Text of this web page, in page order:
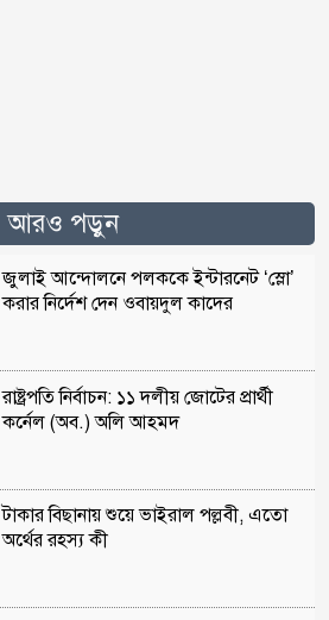
আরও পড়ুন
জুলাই আন্দোলনে পলককে ইন্টারনেট ‘স্লো’
করার নির্দেশ দেন ওবায়দুল কাদের
রাষ্ট্রপতি নির্বাচন: ১১ দলীয় জোটের প্রার্থী
কর্নেল (অব.) অলি আহমদ
টাকার বিছানায় শুয়ে ভাইরাল পল্লবী, এতো
অর্থের রহস্য কী